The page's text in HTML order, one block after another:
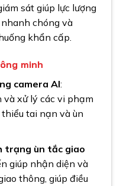
sát giúp lực lượng
chóng và
khẩn cấp.
minh
camera AI:
và xử lý các vi phạm
tai nạn và ùn
trạng ùn tắc giao
giúp nhận diện và
thông, giúp điều